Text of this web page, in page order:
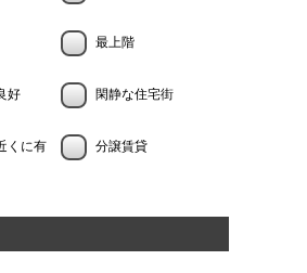
最上階
好 閑静な住宅街
くに有 分譲賃貸